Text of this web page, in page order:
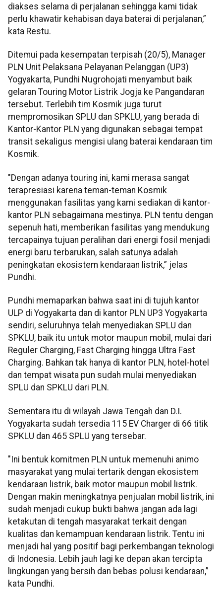
diakses selama di perjalanan sehingga kami tidak
perlu khawatir kehabisan daya baterai di perjalanan,”
kata Restu.
Ditemui pada kesempatan terpisah (20/5), Manager
PLN Unit Pelaksana Pelayanan Pelanggan (UP3)
Yogyakarta, Pundhi Nugrohojati menyambut baik
gelaran Touring Motor Listrik Jogja ke Pangandaran
tersebut. Terlebih tim Kosmik juga turut
mempromosikan SPLU dan SPKLU, yang berada di
Kantor-Kantor PLN yang digunakan sebagai tempat
transit sekaligus mengisi ulang baterai kendaraan tim
Kosmik.
"Dengan adanya touring ini, kami merasa sangat
terapresiasi karena teman-teman Kosmik
menggunakan fasilitas yang kami sediakan di kantor-
kantor PLN sebagaimana mestinya. PLN tentu dengan
sepenuh hati, memberikan fasilitas yang mendukung
tercapainya tujuan peralihan dari energi fosil menjadi
energi baru terbarukan, salah satunya adalah
peningkatan ekosistem kendaraan listrik,” jelas
Pundhi.
Pundhi memaparkan bahwa saat ini di tujuh kantor
ULP di Yogyakarta dan di kantor PLN UP3 Yogyakarta
sendiri, seluruhnya telah menyediakan SPLU dan
SPKLU, baik itu untuk motor maupun mobil, mulai dari
Reguler Charging, Fast Charging hingga Ultra Fast
Charging. Bahkan tak hanya di kantor PLN, hotel-hotel
dan tempat wisata pun sudah mulai menyediakan
SPLU dan SPKLU dari PLN.
Sementara itu di wilayah Jawa Tengah dan D.I.
Yogyakarta sudah tersedia 115 EV Charger di 66 titik
SPKLU dan 465 SPLU yang tersebar.
"Ini bentuk komitmen PLN untuk memenuhi animo
masyarakat yang mulai tertarik dengan ekosistem
kendaraan listrik, baik motor maupun mobil listrik.
Dengan makin meningkatnya penjualan mobil listrik, ini
sudah menjadi cukup bukti bahwa jangan ada lagi
ketakutan di tengah masyarakat terkait dengan
kualitas dan kemampuan kendaraan listrik. Tentu ini
menjadi hal yang positif bagi perkembangan teknologi
di Indonesia. Lebih jauh lagi ke depan akan tercipta
lingkungan yang bersih dan bebas polusi kendaraan,”
kata Pundhi.